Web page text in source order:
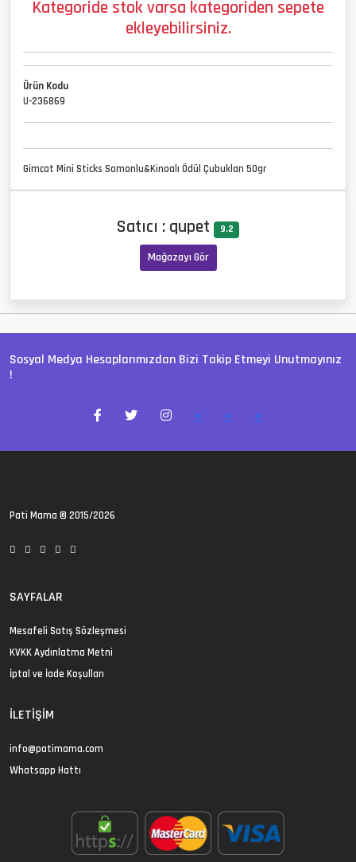
Kategoride stok varsa kategoriden sepete
ekleyebilirsiniz.
Ürün Kodu
U-236869
Gimcat Mini Sticks Somonlu&Kinoalı Ödül Çubukları 50gr
Satıcı : qupet 9.2
Mağazayı Gör
Sosyal Medya Hesaplarımızdan Bizi Takip Etmeyi Unutmayınız
!
> > >
Pati Mama © 2015/2026
SAYFALAR
Mesafeli Satış Sözleşmesi
KVKK Aydınlatma Metni
İptal ve İade Koşulları
İLETIŞIM
info@patimama.com
Whatsapp Hattı